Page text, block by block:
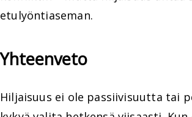
etulyöntiaseman.
Yhteenveto
Hiljaisuus ei ole passiivisuutta tai